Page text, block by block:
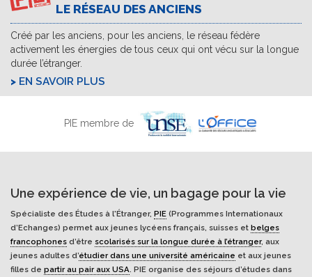
LE RÉSEAU DES ANCIENS
Créé par les anciens, pour les anciens, le réseau fédère
activement les énergies de tous ceux qui ont vécu sur la longue
durée l’étranger.
EN SAVOIR PLUS
PIE membre de
Une expérience de vie, un bagage pour la vie
Spécialiste des Études à l'Étranger, PIE (Programmes Internationaux
d’Echanges) permet aux jeunes lycéens français, suisses et belges
francophones d’être scolarisés sur la longue durée à l’étranger, aux
jeunes adultes d’étudier dans une université américaine et aux jeunes
filles de partir au pair aux USA. PIE organise des séjours d’études dans